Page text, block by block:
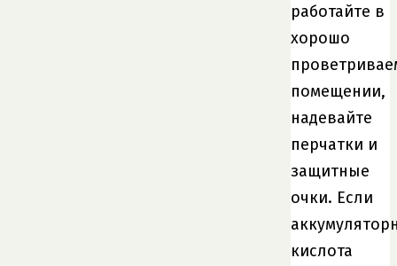
работайте в
хорошо
помещении,
надевайте
перчатки и
защитные
очки. Если
кислота